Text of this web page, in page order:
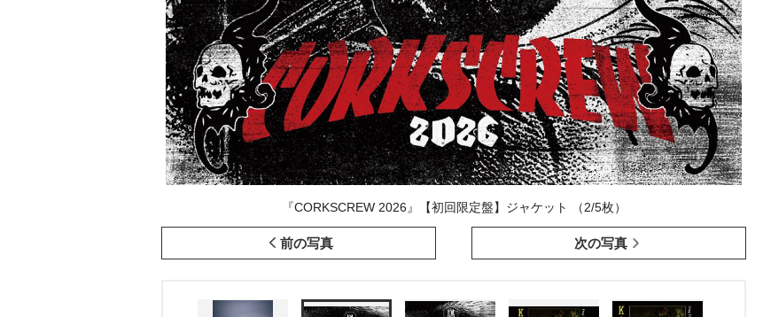
『CORKSCREW 2026』【初回限定盤】ジャケット （2/5枚）
前の写真 次の写真